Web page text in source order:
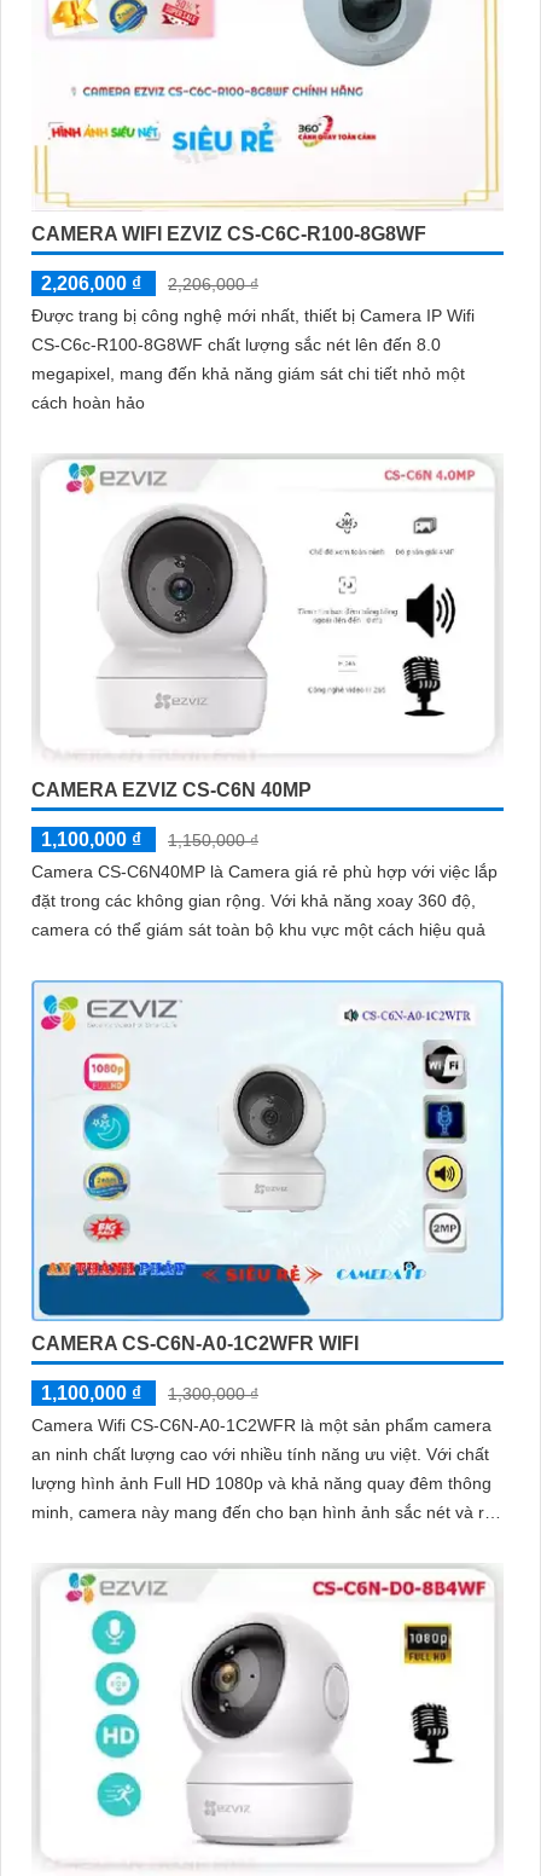
CAMERA WIFI EZVIZ CS-C6C-R100-8G8WF
2,206,000 ₫
2,206,000 ₫
Được trang bị công nghệ mới nhất, thiết bị Camera IP Wifi
CS-C6c-R100-8G8WF chất lượng sắc nét lên đến 8.0
megapixel, mang đến khả năng giám sát chi tiết nhỏ một
cách hoàn hảo
CAMERA EZVIZ CS-C6N 40MP
1,100,000 ₫
1,150,000 ₫
Camera CS-C6N40MP là Camera giá rẻ phù hợp với việc lắp
đặt trong các không gian rộng. Với khả năng xoay 360 độ,
camera có thể giám sát toàn bộ khu vực một cách hiệu quả
CAMERA CS-C6N-A0-1C2WFR WIFI
1,100,000 ₫
1,300,000 ₫
Camera Wifi CS-C6N-A0-1C2WFR là một sản phẩm camera
an ninh chất lượng cao với nhiều tính năng ưu việt. Với chất
lượng hình ảnh Full HD 1080p và khả năng quay đêm thông
minh, camera này mang đến cho bạn hình ảnh sắc nét và rõ